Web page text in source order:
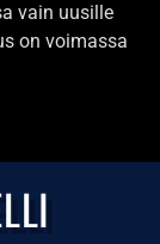
vain uusille
on voimassa